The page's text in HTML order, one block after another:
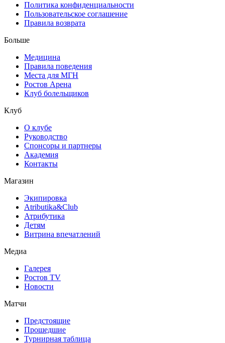
Политика конфиденциальности
Пользовательское соглашение
Правила возврата
Больше
Медицина
Правила поведения
Места для МГН
Ростов Арена
Клуб болельщиков
Клуб
О клубе
Руководство
Спонсоры и партнеры
Академия
Контакты
Магазин
Экипировка
Atributika&Club
Атрибутика
Детям
Витрина впечатлений
Медиа
Галерея
Ростов TV
Новости
Матчи
Предстоящие
Прошедшие
Турнирная таблица